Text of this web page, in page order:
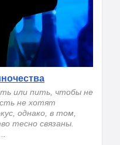
или пить, чтобы не
не хотят
однако, в том,
тесно связаны.